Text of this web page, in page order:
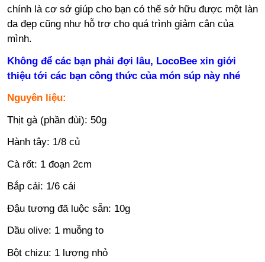
chính là cơ sở giúp cho bạn có thể sở hữu được một làn
da đẹp cũng như hỗ trợ cho quá trình giảm cân của
mình.
Không để các bạn phải đợi lâu, LocoBee xin giới
thiệu tới các bạn công thức của món súp này nhé
Nguyên liệu:
Thịt gà (phần đùi): 50g
Hành tây: 1/8 củ
Cà rốt: 1 đoạn 2cm
Bắp cải: 1/6 cái
Đậu tương đã luộc sẵn: 10g
Dầu olive: 1 muỗng to
Bột chizu: 1 lượng nhỏ